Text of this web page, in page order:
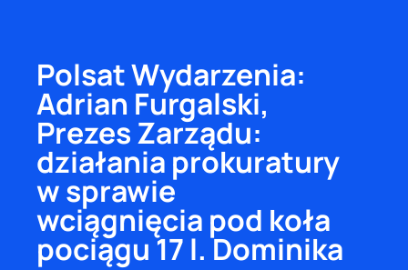
Polsat Wydarzenia:
Adrian Furgalski,
Prezes Zarządu:
działania prokuratury
w sprawie
wciągnięcia pod koła
pociągu 17 l. Dominika